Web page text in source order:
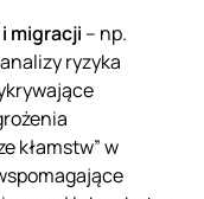
migracji – np.
ryzyka
kłamstw” w